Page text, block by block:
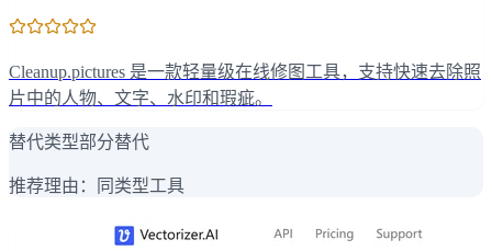
Cleanup.pictures 是一款轻量级在线修图工具，支持快速去除照
片中的人物、文字、水印和瑕疵。
替代类型部分替代
推荐理由： 同类型工具